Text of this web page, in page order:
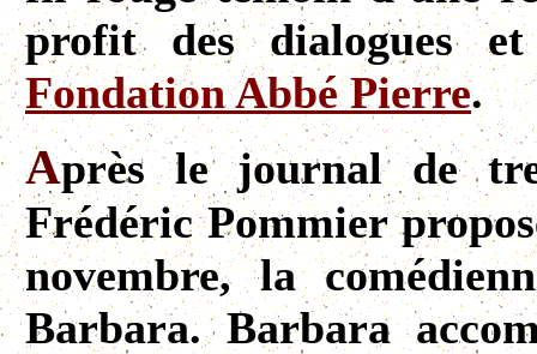
profit des dialogues
Fondation Abbé Pierre.
Après le journal de
Frédéric Pommier
novembre, la
Barbara. Barbara